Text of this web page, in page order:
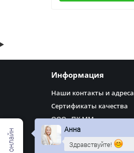
Информация
Наши контакты и адреса
Сертификаты качества
ООО «ПК ММ»
Доставка
Оплата
Анна
Здравствуйте!